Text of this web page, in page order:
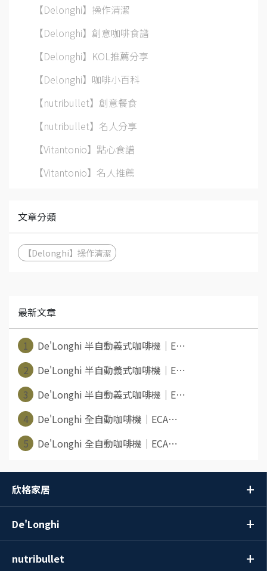
【Delonghi】操作清潔
【Delonghi】創意咖啡食譜
【Delonghi】KOL推薦分享
【Delonghi】咖啡小百科
【nutribullet】創意餐食
【nutribullet】名人分享
【Vitantonio】點心食譜
【Vitantonio】名人推薦
文章分類
【Delonghi】操作清潔
最新文章
1
De'Longhi 半自動義式咖啡機｜E⋯
2
De'Longhi 半自動義式咖啡機｜E⋯
3
De'Longhi 半自動義式咖啡機｜E⋯
4
De'Longhi 全自動咖啡機｜ECA⋯
5
De'Longhi 全自動咖啡機｜ECA⋯
欣格家居
De'Longhi
nutribullet